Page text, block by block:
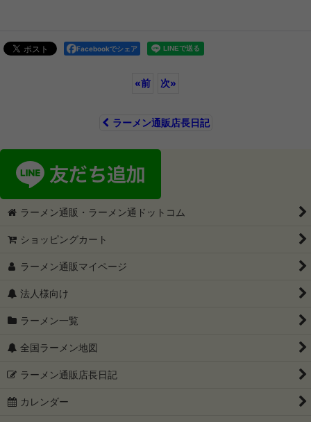
Facebookでシェア
«前 次»
ラーメン通販店長日記
ラーメン通販・ラーメン通ドットコム
ショッピングカート
ラーメン通販マイページ
法人様向け
ラーメン一覧
全国ラーメン地図
ラーメン通販店長日記
カレンダー